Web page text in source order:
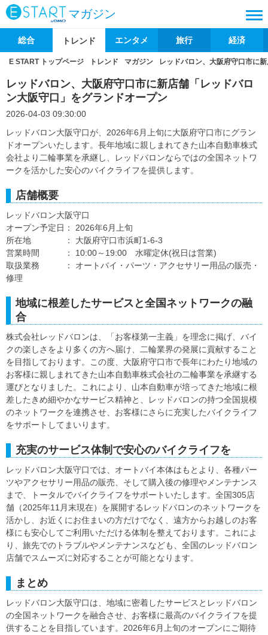
マガジン
総合 トレンド エンタメ 旅行 経済
E START トップページ トレンド マガジン レッドバロン、大阪府守口市に
レッドバロン、大阪府守口市に新店舗「レッドバロ
ン大阪守口」をグランドオープン
2026-04-03 09:30:00
レッドバロン大阪守口が、2026年6月上旬に大阪府守口市にグラン
ドオープンいたします。長年地域に親しまれてきた山本自動車株式
会社より二輪事業を承継し、レッドバロンならではの全国ネットワ
ークを活かした安心のバイクライフを提供します。
店舗概要
レッドバロン大阪守口
オープン予定日： 2026年6月上旬
所在地 ： 大阪府守口市浜町1-6-3
営業時間 ： 10:00～19:00 水曜定休(祝日は営業)
取扱業務 ： オートバイ・パーツ・アクセサリー用品の販売・
修理
地域に根差したサービスと全国ネットワークの融
合
株式会社レッドバロンは、「お客様第一主義」を理念に掲げ、バイ
クの楽しさをより多くの方へ届け、二輪業界の発展に貢献すること
を目指しております。この度、大阪府守口市で長年にわたり地域の
お客様に親しまれてきた山本自動車株式会社の二輪事業を承継する
運びとなりました。これにより、山本自動車が培ってきた地域に根
差したきめ細やかなサービス精神と、レッドバロンの持つ全国規模
のネットワークを連携させ、お客様にさらに充実したバイクライフ
をサポートしてまいります。
充実のサービス体制で安心のバイクライフを
レッドバロン大阪守口では、オートバイ本体はもとより、各種パー
ツやアクセサリー用品の販売、そして購入後の修理やメンテナンス
まで、トータルでバイクライフをサポートいたします。全国305店
舗（2025年11月末現在）を展開するレッドバロンのネットワークを
活かし、お近くにお住まいの方だけでなく、遠方からお越しのお客
様にも安心してご利用いただける体制を整えております。これによ
り、旅先でのトラブルやメンテナンスなども、全国のレッドバロン
店舗でスムーズに対応することが可能となります。
まとめ
レッドバロン大阪守口は、地域に密着したサービスとレッドバロン
の全国ネットワークを融合させ、お客様に最高のバイクライフを提
供することを目指しています。2026年6月上旬のオープンにご期待